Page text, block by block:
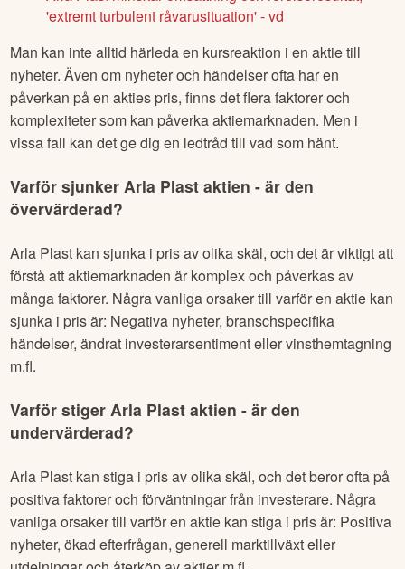
'extremt turbulent råvarusituation' - vd
Man kan inte alltid härleda en kursreaktion i en aktie till
nyheter. Även om nyheter och händelser ofta har en
påverkan på en akties pris, finns det flera faktorer och
komplexiteter som kan påverka aktiemarknaden. Men i
vissa fall kan det ge dig en ledtråd till vad som hänt.
Varför sjunkerArla Plast aktien - är den
övervärderad?
Arla Plast kan sjunka i pris av olika skäl, och det är viktigt att
förstå att aktiemarknaden är komplex och påverkas av
många faktorer. Några vanliga orsaker till varför en aktie kan
sjunka i pris är: Negativa nyheter, branschspecifika
händelser, ändrat investerarsentiment eller vinsthemtagning
m.fl.
Varför stigerArla Plast aktien - är den
undervärderad?
Arla Plast kan stiga i pris av olika skäl, och det beror ofta på
positiva faktorer och förväntningar från investerare. Några
vanliga orsaker till varför en aktie kan stiga i pris är: Positiva
nyheter, ökad efterfrågan, generell marktillväxt eller